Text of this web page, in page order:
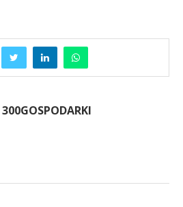
300GOSPODARKI